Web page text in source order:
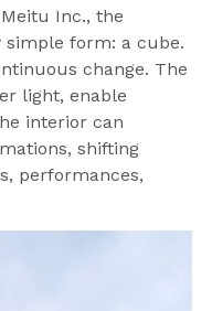
Inc., the
simple form: a cube.
change. The
light, enable
interior can
shifting
performances,